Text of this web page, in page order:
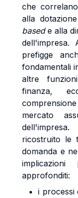
che
alla
basede alla
dell'impresa.
prefigge
fondamentali
altre
finanza,
mercato
ricostruito le
domanda e
approfonditi:
i processi